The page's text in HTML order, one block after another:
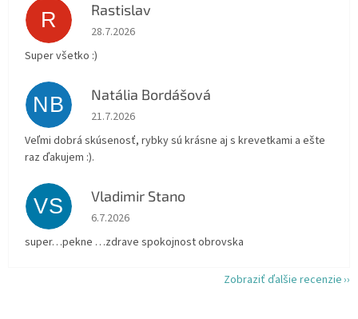
R Rastislav
Hodnotenie obchodu je 5 z 5 hviezdičiek.
28.7.2026
Super všetko :)
NB Natália Bordášová
Hodnotenie obchodu je 5 z 5 hviezdičiek.
21.7.2026
Veľmi dobrá skúsenosť, rybky sú krásne aj s krevetkami a ešte
raz ďakujem :).
VS Vladimir Stano
Hodnotenie obchodu je 5 z 5 hviezdičiek.
6.7.2026
super…pekne …zdrave spokojnost obrovska
Zobraziť ďalšie recenzie